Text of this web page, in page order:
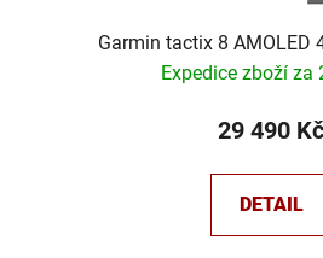
Garmin tactix 8 AMOLED
Expedice zboží za
29 490 Kč
DETAIL